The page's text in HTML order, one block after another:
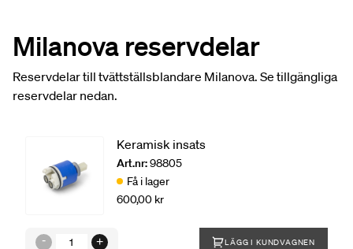
Milanova reservdelar
Reservdelar till tvättställsblandare Milanova. Se tillgängliga
reservdelar nedan.
Keramisk insats
Art.nr:98805
Få i lager
600,00 kr
LÄGG I KUNDVAGNEN